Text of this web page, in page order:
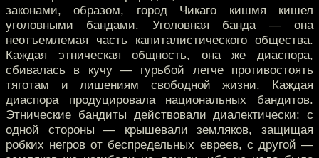
законами, образом, город Чикаго кишмя кишел
уголовными бандами. Уголовная банда — она
неотъемлемая часть капиталистического общества.
Каждая этническая общность, она же диаспора,
сбивалась в кучу — гурьбой легче противостоять
тяготам и лишениям свободной жизни. Каждая
диаспора продуцировала национальных бандитов.
Этнические бандиты действовали диалектически: с
одной стороны — крышевали земляков, защищая
робких негров от беспредельных евреев, с другой —